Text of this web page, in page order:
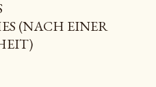
(NACH EINER